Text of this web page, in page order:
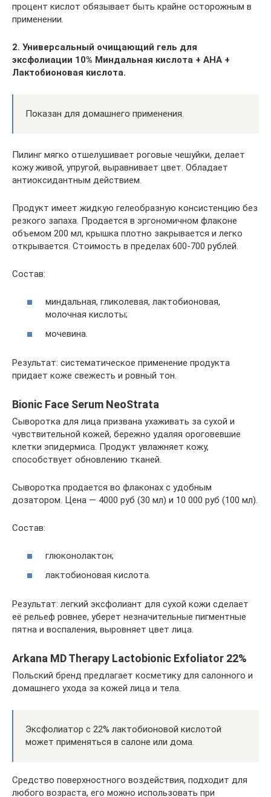
процент кислот обязывает быть крайне осторожным в
применении.
2. Универсальный очищающий гель для
эксфолиации 10% Миндальная кислота + AHA +
Лактобионовая кислота.
Показан для домашнего применения.
Пилинг мягко отшелушивает роговые чешуйки, делает
кожу живой, упругой, выравнивает цвет. Обладает
антиоксидантным действием.
Продукт имеет жидкую гелеобразную консистенцию без
резкого запаха. Продается в эргономичном флаконе
объемом 200 мл, крышка плотно закрывается и легко
открывается. Стоимость в пределах 600-700 рублей.
Состав:
миндальная, гликолевая, лактобионовая,
молочная кислоты;
мочевина.
Результат: систематическое применение продукта
придает коже свежесть и ровный тон.
Bionic Face Serum NeoStrata
Сыворотка для лица призвана ухаживать за сухой и
чувствительной кожей, бережно удаляя ороговевшие
клетки эпидермиса. Продукт увлажняет кожу,
способствует обновлению тканей.
Сыворотка продается во флаконах с удобным
дозатором. Цена — 4000 руб (30 мл) и 10 000 руб (100 мл).
Состав:
глюконолактон;
лактобионовая кислота.
Результат: легкий эксфолиант для сухой кожи сделает
её рельеф ровнее, уберет незначительные пигментные
пятна и воспаления, выровняет цвет лица.
Arkana MD Therapy Lactobionic Exfoliator 22%
Польский бренд предлагает косметику для салонного и
домашнего ухода за кожей лица и тела.
Эксфолиатор с 22% лактобионовой кислотой
может применяться в салоне или дома.
Средство поверхностного воздействия, подходит для
любого возраста, его можно использовать при